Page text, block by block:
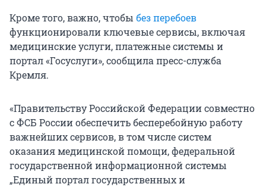
Кроме того, важно, чтобы без перебоев
функционировали ключевые сервисы, включая
медицинские услуги, платежные системы и
портал «Госуслуги», сообщила пресс-служба
Кремля.
«Правительству Российской Федерации совместно
с ФСБ России обеспечить бесперебойную работу
важнейших сервисов, в том числе систем
оказания медицинской помощи, федеральной
государственной информационной системы
„Единый портал государственных и